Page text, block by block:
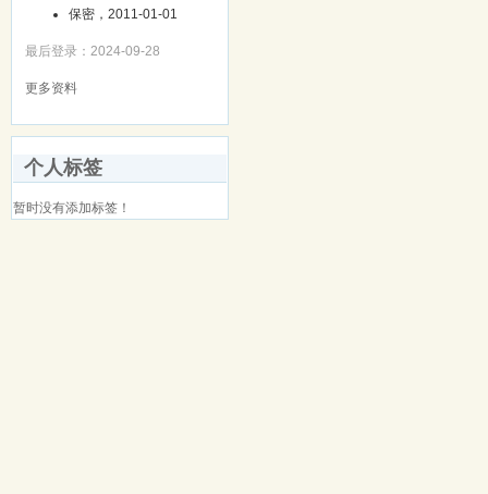
保密，2011-01-01
最后登录：2024-09-28
更多资料
个人标签
暂时没有添加标签！